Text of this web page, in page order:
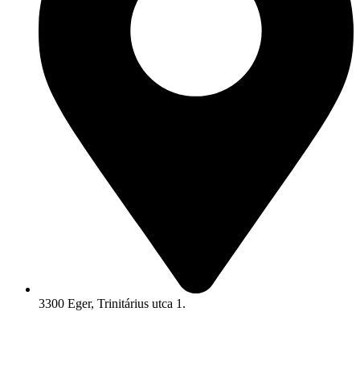
3300 Eger, Trinitárius utca 1.